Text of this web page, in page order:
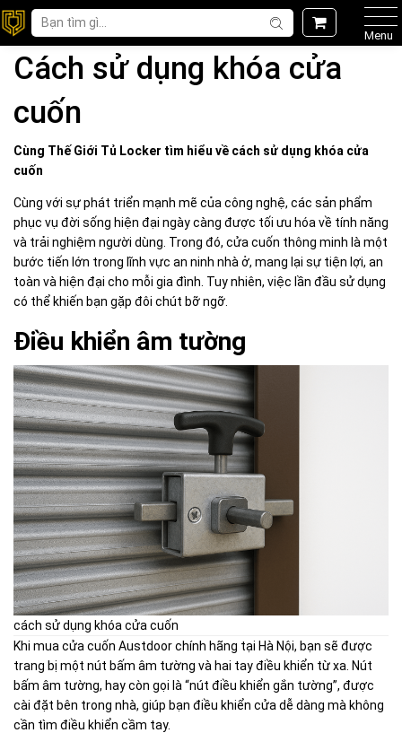
Menu
Cách sử dụng khóa cửa
cuốn
Cùng Thế Giới Tủ Locker tìm hiểu về cách sử dụng khóa cửa
cuốn
Cùng với sự phát triển mạnh mẽ của công nghệ, các sản phẩm
phục vụ đời sống hiện đại ngày càng được tối ưu hóa về tính năng
và trải nghiệm người dùng. Trong đó, cửa cuốn thông minh là một
bước tiến lớn trong lĩnh vực an ninh nhà ở, mang lại sự tiện lợi, an
toàn và hiện đại cho mỗi gia đình. Tuy nhiên, việc lần đầu sử dụng
có thể khiến bạn gặp đôi chút bỡ ngỡ.
Điều khiển âm tường
cách sử dụng khóa cửa cuốn
Khi mua cửa cuốn Austdoor chính hãng tại Hà Nội, bạn sẽ được
trang bị một nút bấm âm tường và hai tay điều khiển từ xa. Nút
bấm âm tường, hay còn gọi là “nút điều khiển gắn tường”, được
cài đặt bên trong nhà, giúp bạn điều khiển cửa dễ dàng mà không
cần tìm điều khiển cầm tay.